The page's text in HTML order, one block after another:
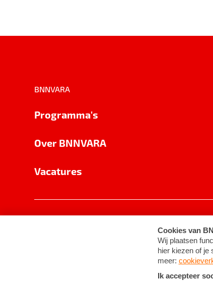
BNNVARA
Programma's
Over BNNVARA
Vacatures
Cookie-instellingen